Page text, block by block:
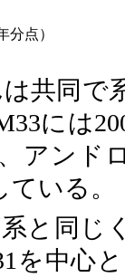
点）
共同で
には
アンド
いる。
と同じ
を中心